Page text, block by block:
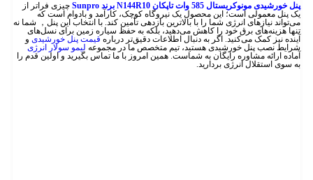
پنل خورشیدی مونوکریستال 585 وات تاپکان N144R10 برند Sunpro
چیزی فراتر از
یک پنل معمولی است؛ این محصول یک نیروگاه کوچک، کارآمد و بادوام است که
می‌تواند نیازهای انرژی شما را با بالاترین بازدهی تأمین کند. با انتخاب این پنل， شما نه
تنها هزینه‌های برق خود را کاهش می‌دهید، بلکه به حفظ سیاره زمین برای نسل‌های
آینده نیز کمک می‌کنید. اگر به دنبال اطلاعات دقیق‌تر دربارهقیمت پنل خورشیدیو
شرایط نصب پنل خورشیدی هستید، تیم متخصص ما در مجموعهلیمو سولار انرژی
آماده ارائه مشاوره رایگان به شماست. همین امروز با ما تماس بگیرید و اولین قدم را
به سوی استقلال انرژی بردارید.